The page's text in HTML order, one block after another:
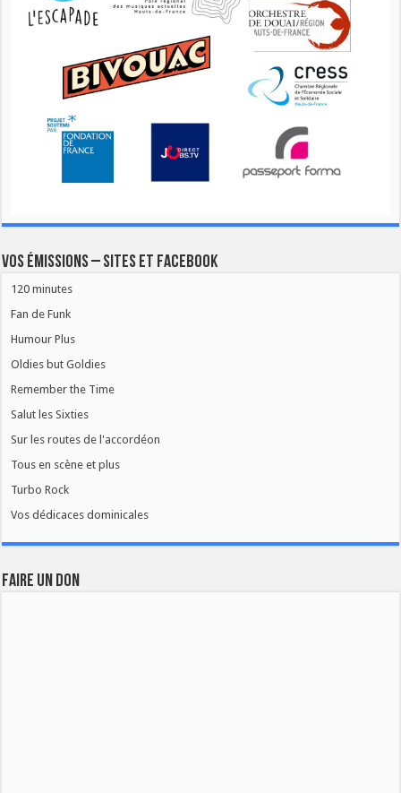
Vos émissions – Sites et Facebook
120 minutes
Fan de Funk
Humour Plus
Oldies but Goldies
Remember the Time
Salut les Sixties
Sur les routes de l'accordéon
Tous en scène et plus
Turbo Rock
Vos dédicaces dominicales
FAIRE UN DON